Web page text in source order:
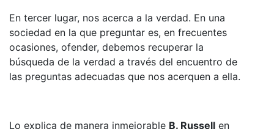
En tercer lugar, nos acerca a la verdad. En una
sociedad en la que preguntar es, en frecuentes
ocasiones, ofender, debemos recuperar la
búsqueda de la verdad a través del encuentro de
las preguntas adecuadas que nos acerquen a ella.
Lo explica de manera inmejorable B. Russell en